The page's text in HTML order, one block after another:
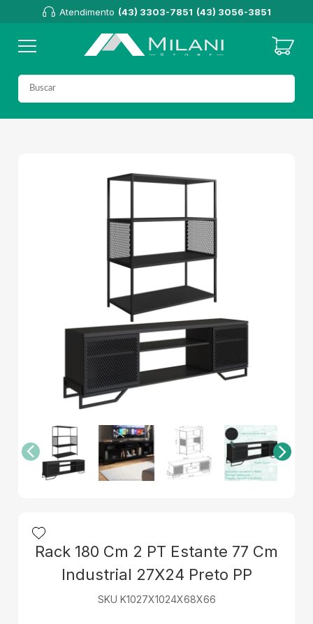
Atendimento (43) 3303-7851 (43) 3056-3851
Rack 180 Cm 2 PT Estante 77 Cm
Industrial 27X24 Preto PP
SKU K1027X1024X68X66